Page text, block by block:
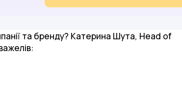
та бренду? Катерина Шута, Head of